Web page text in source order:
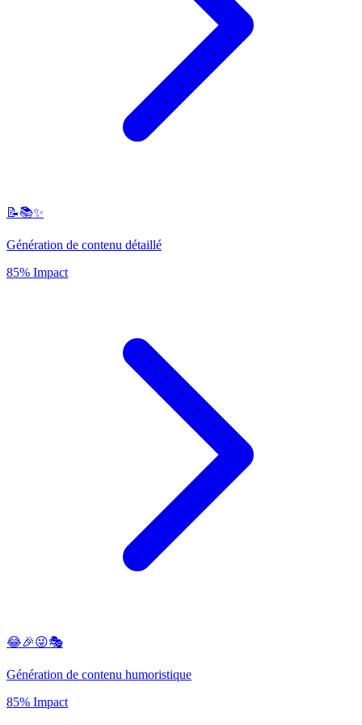
📝📚✨
Génération de contenu détaillé
85% Impact
😂🎉😜🎭
Génération de contenu humoristique
85% Impact